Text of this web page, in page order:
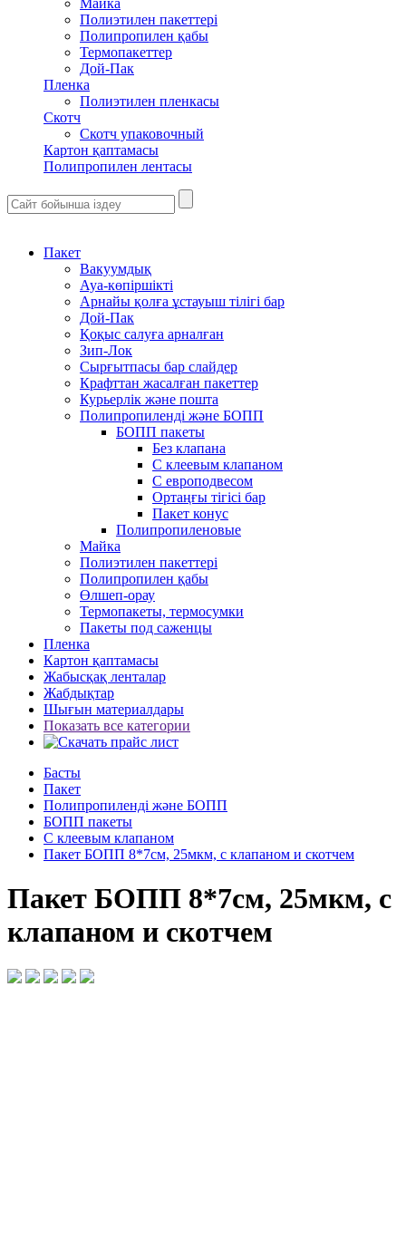
Полиэтилен пакеттері
Полипропилен қабы
Термопакеттер
Дой-Пак
Пленка
Полиэтилен пленкасы
Скотч
Скотч упаковочный
Картон қаптамасы
Полипропилен лентасы
Пакет
Вакуумдық
Ауа-көпіршікті
Арнайы қолға ұстауыш тілігі бар
Дой-Пак
Қоқыс салуға арналған
Зип-Лок
Сырғытпасы бар слайдер
Крафттан жасалған пакеттер
Курьерлік және пошта
Полипропиленді және БОПП
БОПП пакеты
Без клапана
С клеевым клапаном
С европодвесом
Ортаңғы тігісі бар
Пакет конус
Полипропиленовые
Майка
Полиэтилен пакеттері
Полипропилен қабы
Өлшеп-орау
Термопакеты, термосумки
Пакеты под саженцы
Пленка
Картон қаптамасы
Жабысқақ ленталар
Жабдықтар
Шығын материалдары
Показать все категории
Басты
Пакет
Полипропиленді және БОПП
БОПП пакеты
С клеевым клапаном
Пакет БОПП 8*7см, 25мкм, с клапаном и скотчем
Пакет БОПП 8*7см, 25мкм, с
клапаном и скотчем